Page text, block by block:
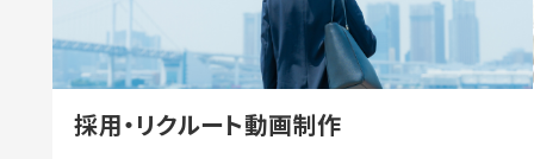
採用・リクルート動画制作